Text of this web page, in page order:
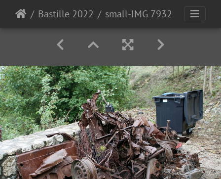
Bastille 2022 small-IMG 7932